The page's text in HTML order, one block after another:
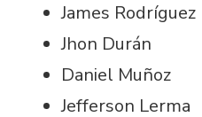
James Rodríguez
Jhon Durán
Daniel Muñoz
Jefferson Lerma